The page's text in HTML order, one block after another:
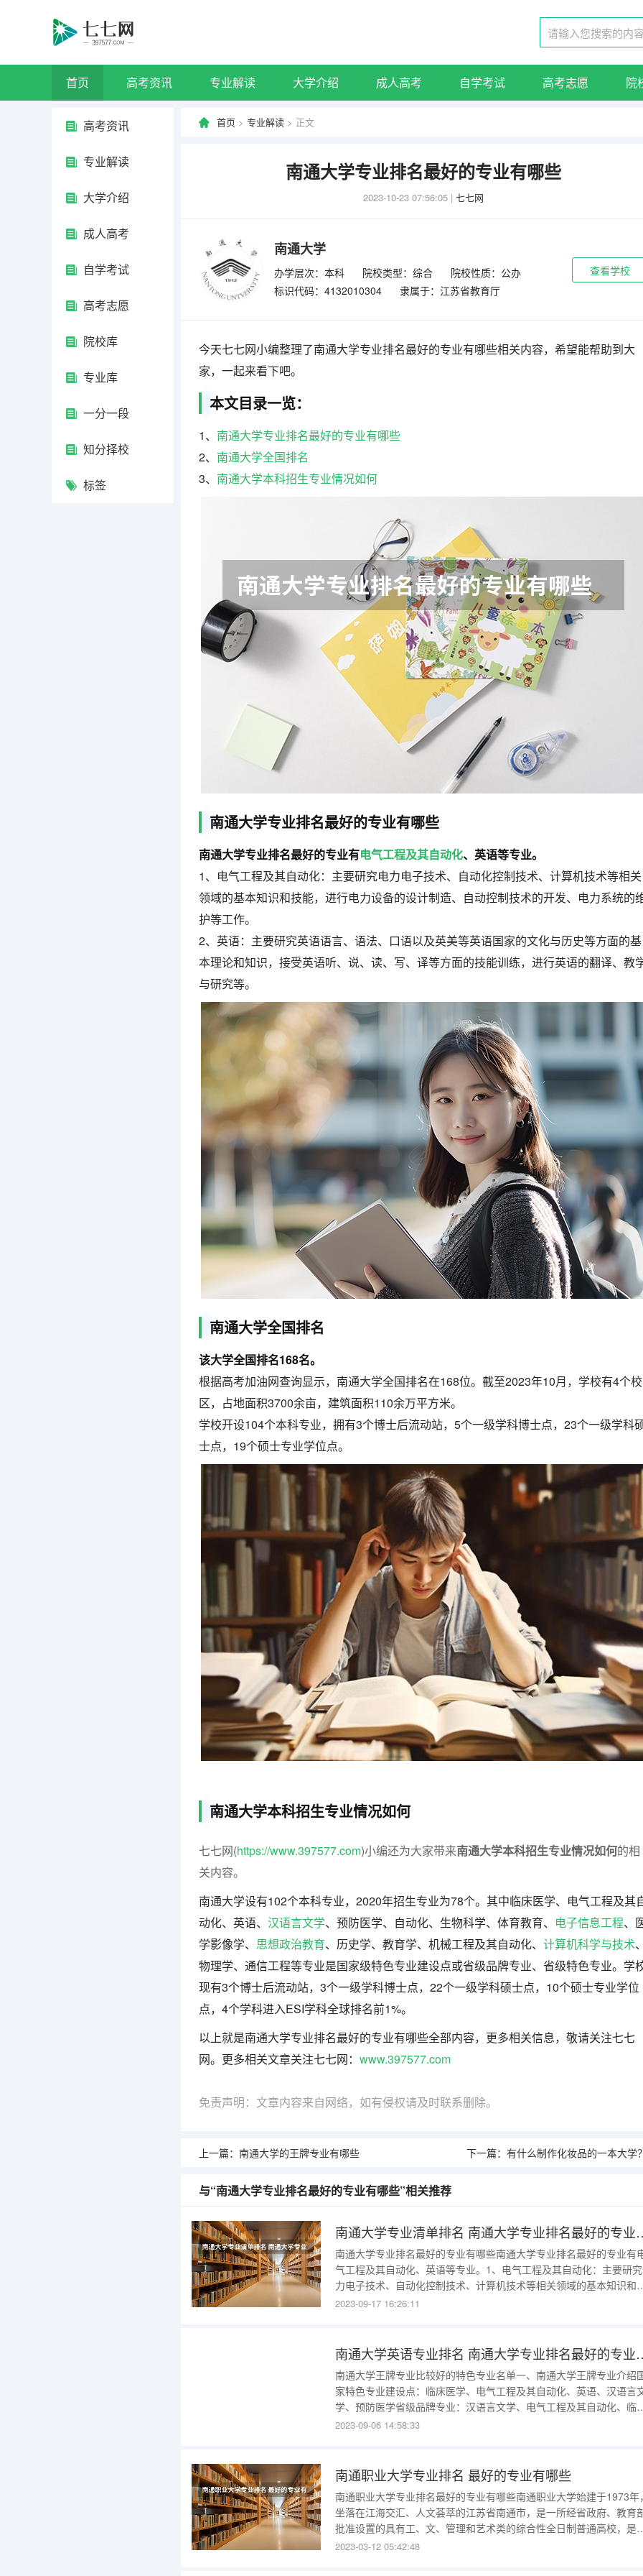
首页 高考资讯 专业解读 大学介绍 成人高考 自学考试 高考志愿 院
高考资讯
专业解读
大学介绍
成人高考
自学考试
高考志愿
院校库
专业库
一分一段
知分择校
标签
首页 > 专业解读 > 正文
南通大学专业排名最好的专业有哪些
2023-10-23 07:56:05 | 七七网
南通大学
办学层次：本科 院校类型：综合
院校性质：公办
标识代码：4132010304
隶属于：江苏省教育厅
查看学校
今天七七网小编整理了南通大学专业排名最好的专业有哪些相关内容，希望能帮助到大
家，一起来看下吧。
本文目录一览：
1、 南通大学专业排名最好的专业有哪些
2、 南通大学全国排名
3、 南通大学本科招生专业情况如何
南通大学专业排名最好的专业有哪些
南通大学专业排名最好的专业有电气工程及其自动化、英语等专业。
1、电气工程及其自动化：主要研究电力电子技术、自动化控制技术、计算机技术等相关
领域的基本知识和技能，进行电力设备的设计制造、自动控制技术的开发、电力系统的
护等工作。
2、英语：主要研究英语语言、语法、口语以及英美等英语国家的文化与历史等方面的基
本理论和知识，接受英语听、说、读、写、译等方面的技能训练，进行英语的翻译、教
与研究等。
南通大学全国排名
该大学全国排名168名。
根据高考加油网查询显示，南通大学全国排名在168位。截至2023年10月，学校有4个校
区，占地面积3700余亩，建筑面积110余万平方米。
学校开设104个本科专业，拥有3个博士后流动站，5个一级学科博士点，23个一级学科
士点，19个硕士专业学位点。
南通大学本科招生专业情况如何
七七网(https://www.397577.com)小编还为大家带来南通大学本科招生专业情况如何的相
关内容。
南通大学设有102个本科专业，2020年招生专业为78个。其中临床医学、电气工程及其
动化、英语、 汉语言文学、预防医学、自动化、生物科学、体育教育、 电子信息工程、
学影像学、 思想政治教育、历史学、教育学、机械工程及其自动化、 计算机科学与技术
物理学、通信工程等专业是国家级特色专业建设点或省级品牌专业、省级特色专业。学
现有3个博士后流动站，3个一级学科博士点，22个一级学科硕士点，10个硕士专业学位
点，4个学科进入ESI学科全球排名前1%。
以上就是南通大学专业排名最好的专业有哪些全部内容，更多相关信息，敬请关注七七
网。更多相关文章关注七七网： www.397577.com
免责声明：文章内容来自网络，如有侵权请及时联系删除。
上一篇： 南通大学的王牌专业有哪些 下一篇： 有什么制作化妆品的一本大学
与“南通大学专业排名最好的专业有哪些”相关推荐
南通大学专业清
南通大学专业排名最好的专业有哪些南通大学专业排名最好的专业有
气工程及其自动化、英语等专业。1、电气工程及其自动化：主要研
力电子技术、自动化控制技术、计算机技术等相关领域的基本知识和
能，进行电力设备的设计制造、自动控制技术的开发、电力系统的维
等方面
2023-09-17 16:26:11
南通大学英语专
南通大学王牌专业比较好的特色专业名单一、南通大学王牌专业介绍
家特色专业建设点：临床医学、电气工程及其自动化、英语、汉语言
学、预防医学省级品牌专业：汉语言文学、电气工程及其自动化、临
医学、自动化、预防医学、生物科学省级特色专业：机械工程及自动
理学、通信工
2023-09-06 14:58:33
南通职业大学专业排名 最好的专业有哪些
南通职业大学专业排名最好的专业有哪些南通职业大学始建于1973年
坐落在江海交汇、人文荟萃的江苏省南通市，是一所经省政府、教育
批准设置的具有工、文、管理和艺术类的综合性全日制普通高校，是
国办学历史最长的高等职业院校之一。学校面向江苏、浙江、安徽、
2023-03-12 05:42:48